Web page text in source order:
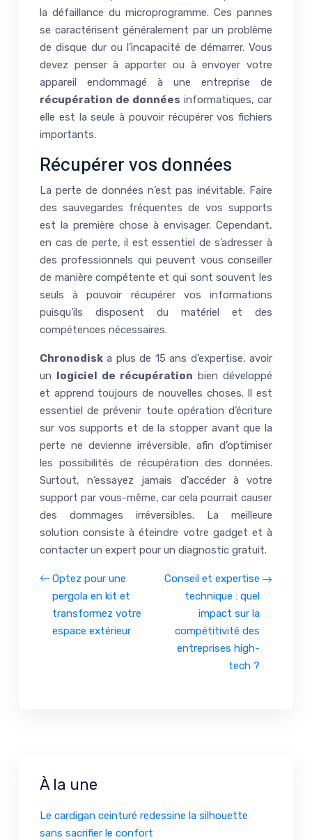
la défaillance du microprogramme. Ces pannes
se caractérisent généralement par un problème
de disque dur ou l’incapacité de démarrer. Vous
devez penser à apporter ou à envoyer votre
appareil endommagé à une entreprise de
récupération de données informatiques, car
elle est la seule à pouvoir récupérer vos fichiers
importants.
Récupérer vos données
La perte de données n’est pas inévitable. Faire
des sauvegardes fréquentes de vos supports
est la première chose à envisager. Cependant,
en cas de perte, il est essentiel de s’adresser à
des professionnels qui peuvent vous conseiller
de manière compétente et qui sont souvent les
seuls à pouvoir récupérer vos informations
puisqu’ils disposent du matériel et des
compétences nécessaires.
Chronodisk a plus de 15 ans d’expertise, avoir
un logiciel de récupération bien développé
et apprend toujours de nouvelles choses. Il est
essentiel de prévenir toute opération d’écriture
sur vos supports et de la stopper avant que la
perte ne devienne irréversible, afin d’optimiser
les possibilités de récupération des données.
Surtout, n’essayez jamais d’accéder à votre
support par vous-même, car cela pourrait causer
des dommages irréversibles. La meilleure
solution consiste à éteindre votre gadget et à
contacter un expert pour un diagnostic gratuit.
Optez pour une
pergola en kit et
transformez votre
espace extérieur
Conseil et expertise
technique : quel
impact sur la
compétitivité des
entreprises high-
tech ?
À la une
Le cardigan ceinturé redessine la silhouette
sans sacrifier le confort